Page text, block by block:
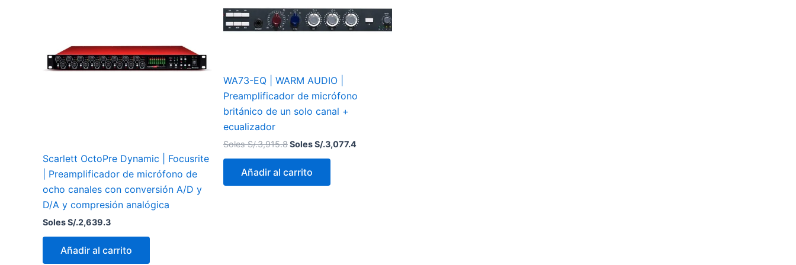
Scarlett OctoPre Dynamic | Focusrite
| Preamplificador de micrófono de
ocho canales con conversión A/D y
D/A y compresión analógica
Soles S/.2,639.3
Añadir al carrito
WA73-EQ | WARM AUDIO |
Preamplificador de micrófono
británico de un solo canal +
ecualizador
Soles S/.3,915.8
era:
Soles
S/.3,915.8.
Soles S/.3,077.4
es:
Soles
S/.3,077.4.
Añadir al carrito